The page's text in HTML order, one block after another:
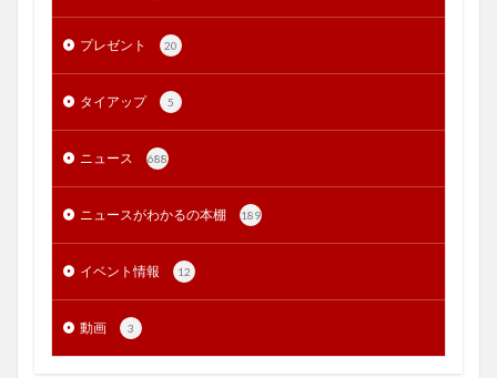
プレゼント 20
タイアップ 5
ニュース 688
ニュースがわかるの本棚 189
イベント情報 12
動画 3